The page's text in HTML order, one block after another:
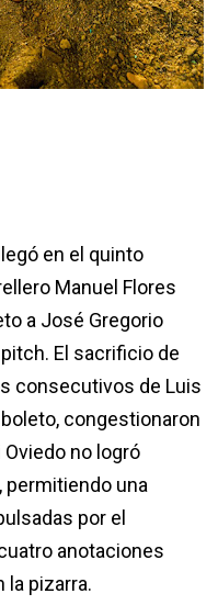
en el quinto
Manuel Flores
a José Gregorio
El sacrificio de
consecutivos de Luis
congestionaron
no logró
una
por el
anotaciones
la pizarra.